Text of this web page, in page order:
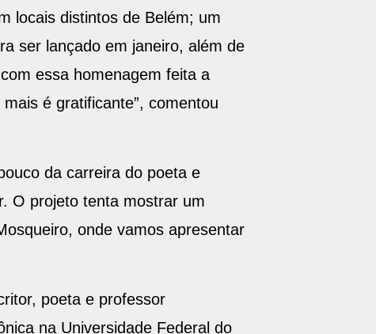
locais distintos de Belém; um
ser lançado em janeiro, além de
essa homenagem feita a
é gratificante”, comentou
da carreira do poeta e
O projeto tenta mostrar um
onde vamos apresentar
poeta e professor
na Universidade Federal do